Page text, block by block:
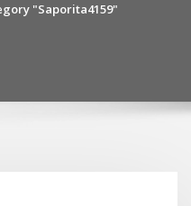
"Saporita4159"